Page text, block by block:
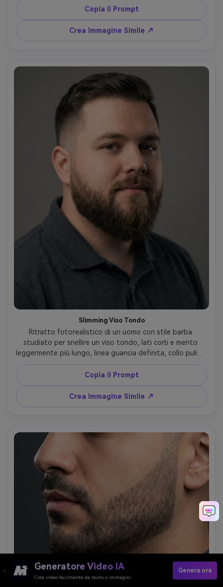
obiettivo 85mm, texture pelle ultra-realistica, autentico e
non esagerato --ar 4:5
Copia il Prompt
Crea Immagine Simile ↗
Slimming Viso Tondo
Ritratto fotorealistico di un uomo con stile barba
studiato per snellire un viso tondo, lati corti e mento
leggermente più lungo, linea guancia definita, collo pulito,
texture barba naturale, luce softbox studio, sfondo
neutro, obiettivo 85mm, fuoco nitido, stile grooming
editoriale --ar 4:5
Copia il Prompt
Crea Immagine Simile ↗
Generatore Video IA
Crea video facilmente da testo o immagini
Genera ora